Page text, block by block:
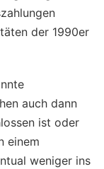
der 1990er
auch dann
ist oder
einem
weniger ins